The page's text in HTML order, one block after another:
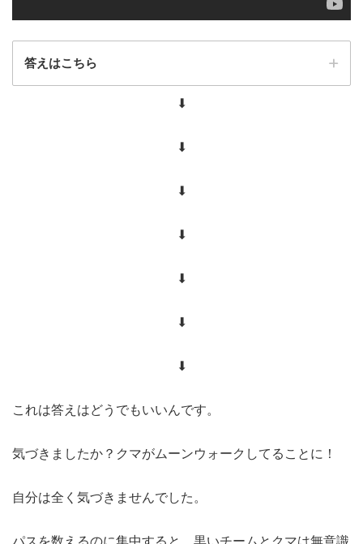
答えはこちら
⬇︎
⬇︎
⬇︎
⬇︎
⬇︎
⬇︎
⬇︎
これは答えはどうでもいいんです。
気づきましたか？クマがムーンウォークしてることに！
自分は全く気づきませんでした。
パスを数えるのに集中すると、黒いチームとクマは無意識